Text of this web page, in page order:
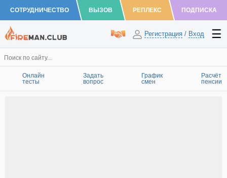
СОТРУДНИЧЕСТВО ВЫЗОВ РЕПЛЕКС ПОДПИСКА
Регистрация / Вход
Онлайн
тесты
Задать
вопрос
График
смен
Расчёт
пенсии